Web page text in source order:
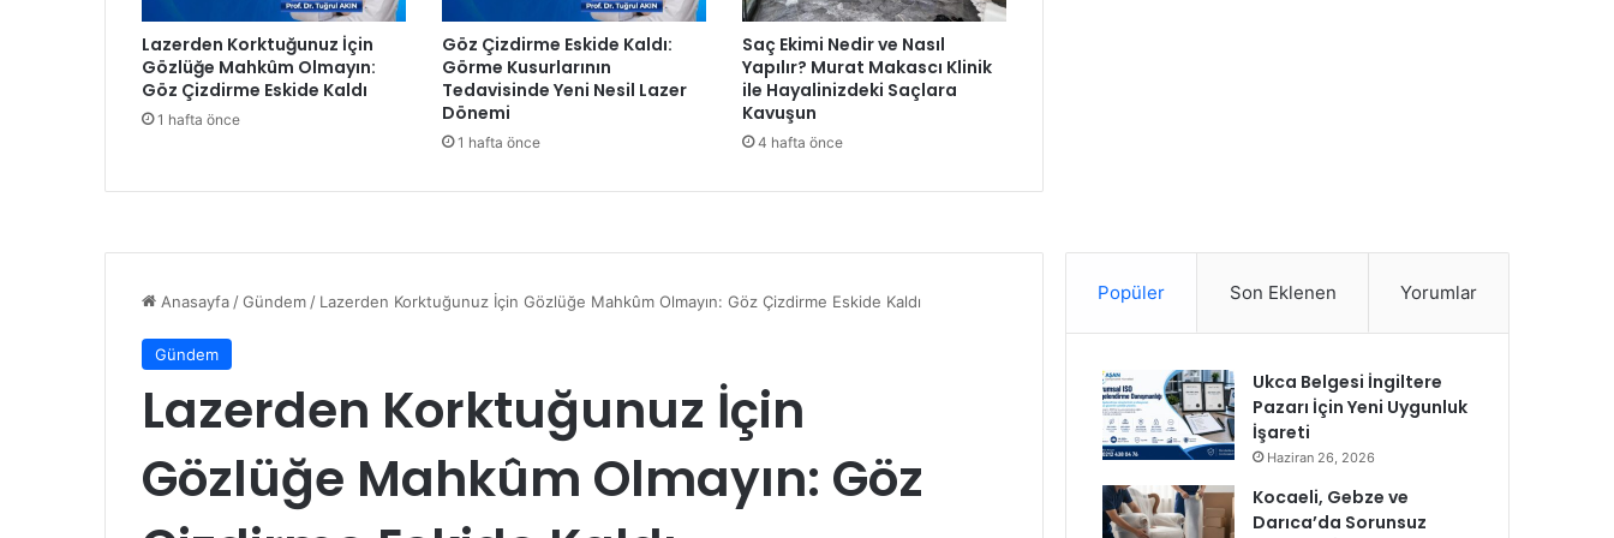
g
i
v
e
Ö
l
A
r
z
g
ı
,
Ö
e
a
l
A
Lazerden Korktuğunuz İçin
Gözlüğe Mahkûm Olmayın:
Göz Çizdirme Eskide Kaldı
1 hafta önce
Göz Çizdirme Eskide Kaldı:
Görme Kusurlarının
Tedavisinde Yeni Nesil Lazer
Dönemi
1 hafta önce
Saç Ekimi Nedir ve Nasıl
Yapılır? Murat Makascı Klinik
ile Hayalinizdeki Saçlara
Kavuşun
4 hafta önce